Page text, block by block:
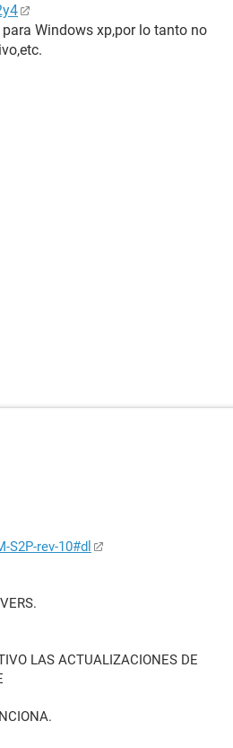
Windows xp,por lo tanto no
rev-10#dl
LAS ACTUALIZACIONES DE